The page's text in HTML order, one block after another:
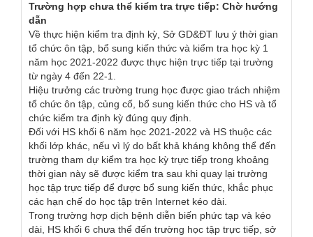
Trường hợp chưa thể kiểm tra trực tiếp: Chờ hướng
dẫn
Về thực hiện kiểm tra định kỳ, Sở GD&ĐT lưu ý thời gian
tổ chức ôn tập, bổ sung kiến thức và kiểm tra học kỳ 1
năm học 2021-2022 được thực hiện trực tiếp tại trường
từ ngày 4 đến 22-1.
Hiệu trưởng các trường trung học được giao trách nhiệm
tổ chức ôn tập, củng cố, bổ sung kiến thức cho HS và tổ
chức kiểm tra định kỳ đúng quy định.
Đối với HS khối 6 năm học 2021-2022 và HS thuộc các
khối lớp khác, nếu vì lý do bất khả kháng không thể đến
trường tham dự kiểm tra học kỳ trực tiếp trong khoảng
thời gian này sẽ được kiểm tra sau khi quay lại trường
học tập trực tiếp để được bổ sung kiến thức, khắc phục
các hạn chế do học tập trên Internet kéo dài.
Trong trường hợp dịch bệnh diễn biến phức tạp và kéo
dài, HS khối 6 chưa thể đến trường học tập trực tiếp, sở